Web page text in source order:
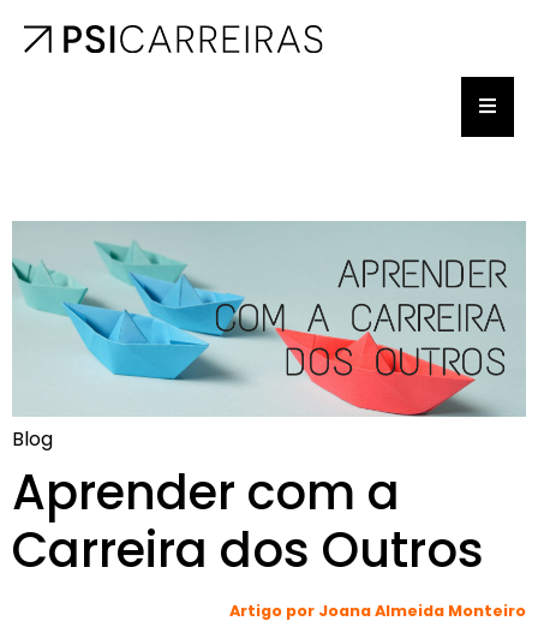
Blog
Aprender com a
Carreira dos Outros
Artigo por Joana Almeida Monteiro